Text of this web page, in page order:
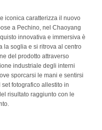
iconica caratterizza il nuovo
a Pechino, nel Chaoyang
innovativa e immersiva è
la soglia e si ritrova al centro
del prodotto attraverso
industriale degli interni
sporcarsi le mani e sentirsi
fotografico allestito in
risultato raggiunto con le